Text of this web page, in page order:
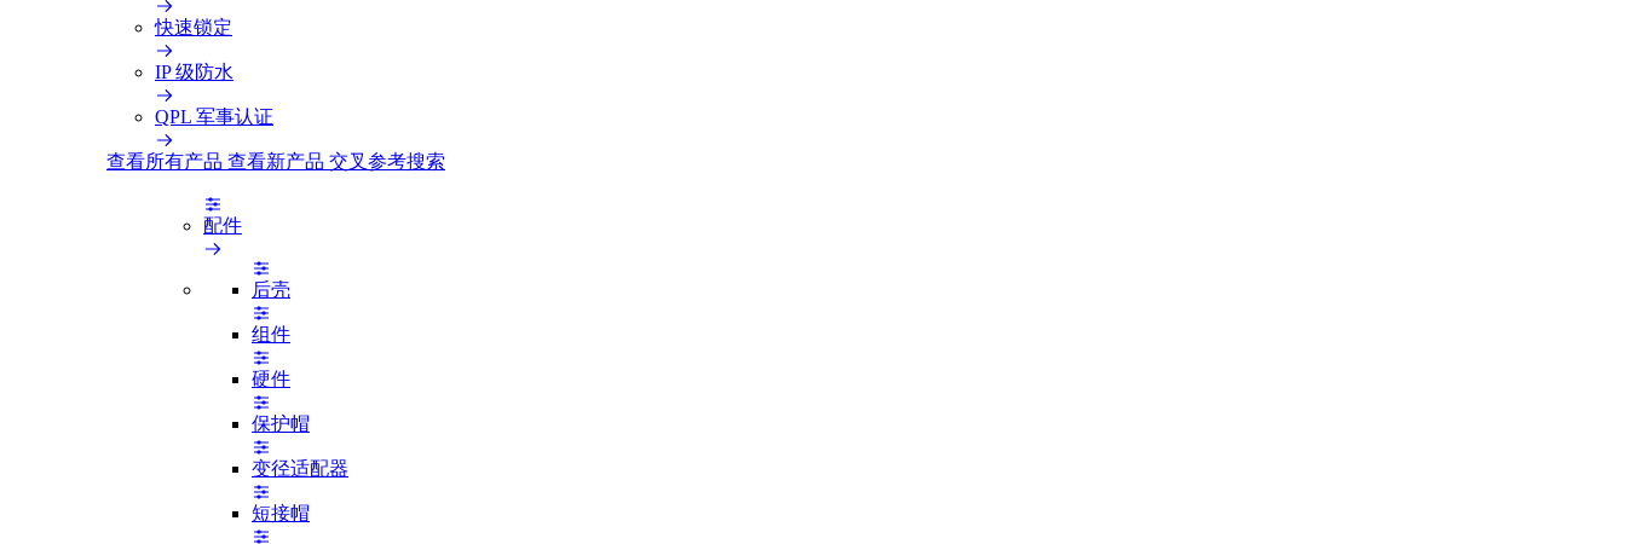
快速锁定
IP 级防水
QPL 军事认证
查看所有产品 查看新产品 交叉参考搜索
配件
后壳
组件
硬件
保护帽
变径适配器
短接帽